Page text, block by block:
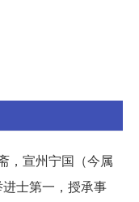
，宣州宁国（今属
士第一，授承事